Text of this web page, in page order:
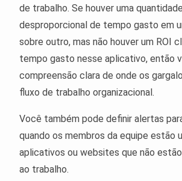
de trabalho. Se houver uma quantidade
desproporcional de tempo gasto em
sobre outro, mas não houver um ROI
tempo gasto nesse aplicativo, então
compreensão clara de onde os
fluxo de trabalho organizacional.
Você também pode definir alertas
quando os membros da equipe estão
aplicativos ou websites que não
ao trabalho.